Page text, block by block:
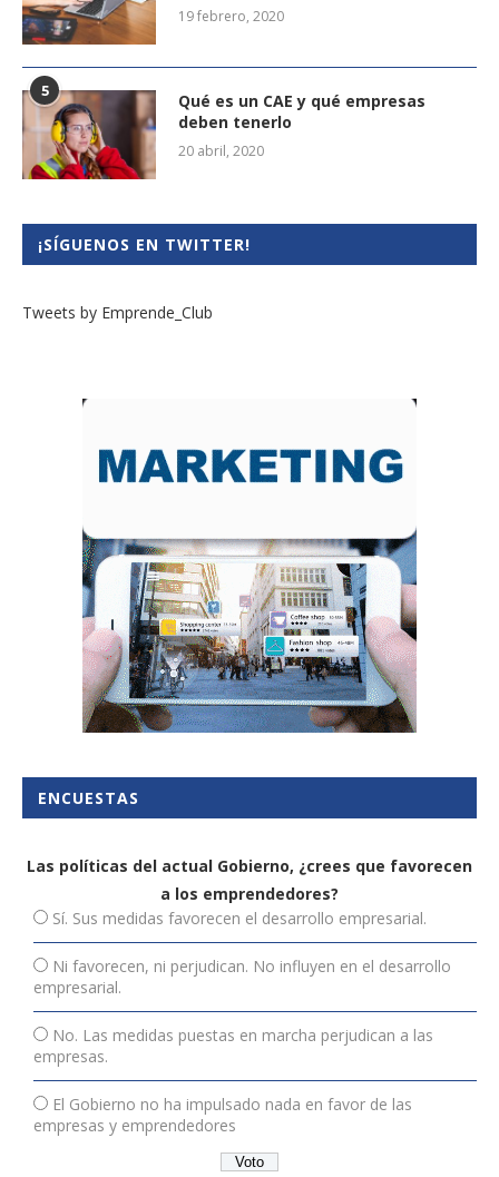
19 febrero, 2020
5
Qué es un CAE y qué empresas
deben tenerlo
20 abril, 2020
¡SÍGUENOS EN TWITTER!
Tweets by Emprende_Club
ENCUESTAS
Las políticas del actual Gobierno, ¿crees que favorecen
a los emprendedores?
Sí. Sus medidas favorecen el desarrollo empresarial.
Ni favorecen, ni perjudican. No influyen en el desarrollo
empresarial.
No. Las medidas puestas en marcha perjudican a las
empresas.
El Gobierno no ha impulsado nada en favor de las
empresas y emprendedores